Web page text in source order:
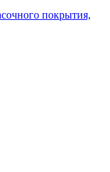
покрытия,